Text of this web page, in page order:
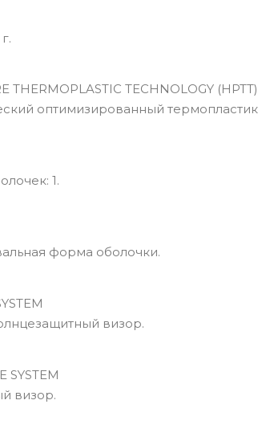
THERMOPLASTIC TECHNOLOGY (HPTT)
оптимизированный термопластик
1.
форма оболочки.
визор.
SYSTEM
визор.